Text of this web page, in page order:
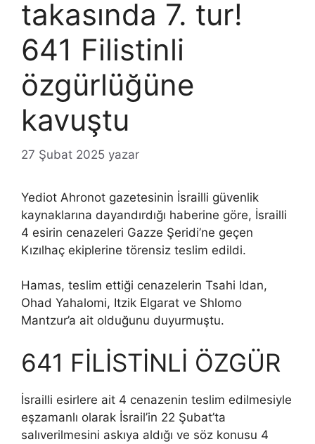
takasında 7. tur!
641 Filistinli
özgürlüğüne
kavuştu
27 Şubat 2025 yazar
Yediot Ahronot gazetesinin İsrailli güvenlik
kaynaklarına dayandırdığı haberine göre, İsrailli
4 esirin cenazeleri Gazze Şeridi’ne geçen
Kızılhaç ekiplerine törensiz teslim edildi.
Hamas, teslim ettiği cenazelerin Tsahi Idan,
Ohad Yahalomi, Itzik Elgarat ve Shlomo
Mantzur’a ait olduğunu duyurmuştu.
641 FİLİSTİNLİ ÖZGÜR
İsrailli esirlere ait 4 cenazenin teslim edilmesiyle
eşzamanlı olarak İsrail’in 22 Şubat’ta
salıverilmesini askıya aldığı ve söz konusu 4